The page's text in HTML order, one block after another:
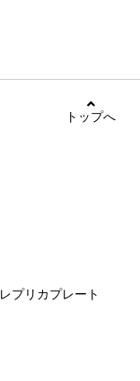
トップへ
レプリカプレート